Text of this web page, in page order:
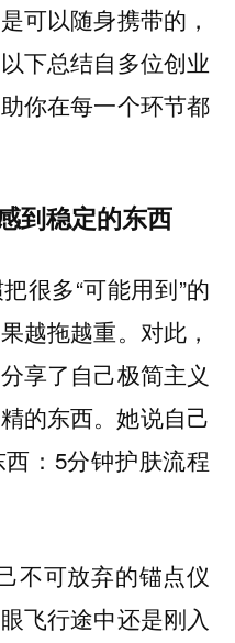
可以随身携带的，
下总结自多位创业
你在每一个环节都
到稳定的东西
很多“可能用到”的
越拖越重。对此，
享了自己极简主义
的东西。她说自己
：5分钟护肤流程
不可放弃的锚点仪
飞行途中还是刚入